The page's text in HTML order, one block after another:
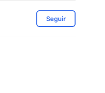
Seguir